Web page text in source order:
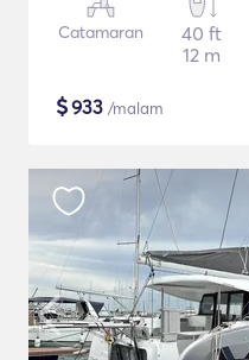
Catamaran
40 ft
12 m
$933 /malam